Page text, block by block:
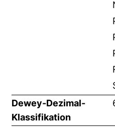
Dewey-Dezimal-
Klassifikation